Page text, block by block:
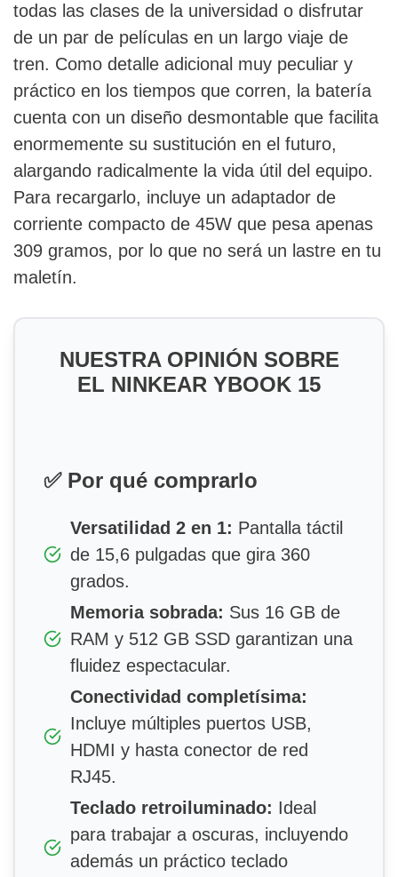
todas las clases de la universidad o disfrutar
de un par de películas en un largo viaje de
tren. Como detalle adicional muy peculiar y
práctico en los tiempos que corren, la batería
cuenta con un diseño desmontable que facilita
enormemente su sustitución en el futuro,
alargando radicalmente la vida útil del equipo.
Para recargarlo, incluye un adaptador de
corriente compacto de 45W que pesa apenas
309 gramos, por lo que no será un lastre en tu
maletín.
NUESTRA OPINIÓN SOBRE
EL NINKEAR YBOOK 15
✅ Por qué comprarlo
Versatilidad 2 en 1: Pantalla táctil
de 15,6 pulgadas que gira 360
grados.
Memoria sobrada: Sus 16 GB de
RAM y 512 GB SSD garantizan una
fluidez espectacular.
Conectividad completísima:
Incluye múltiples puertos USB,
HDMI y hasta conector de red
RJ45.
Teclado retroiluminado: Ideal
para trabajar a oscuras, incluyendo
además un práctico teclado